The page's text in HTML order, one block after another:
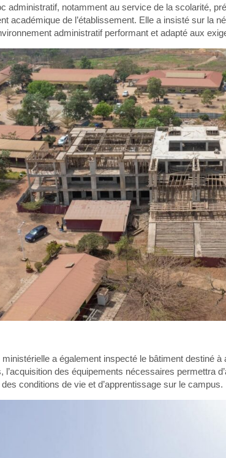
administratif, notamment au service de la scolarité,
académique de l’établissement. Elle a insisté sur la
administratif performant et adapté aux
ministérielle a également inspecté le bâtiment destiné
l’acquisition des équipements nécessaires permettra
des conditions de vie et d’apprentissage sur le campus.